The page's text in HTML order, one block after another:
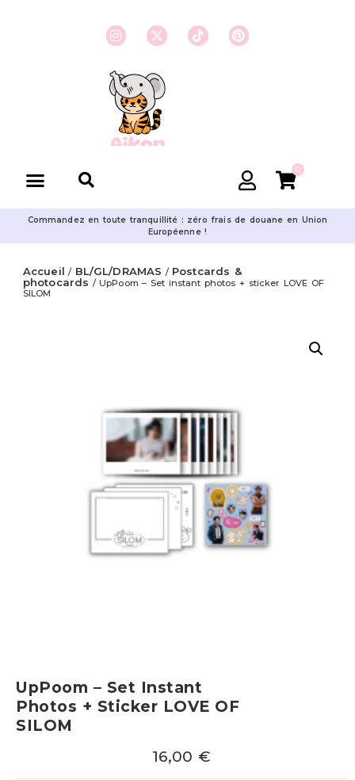
0
Commandez en toute tranquillité : zéro frais de douane en Union
Européenne !
Accueil / BL/GL/DRAMAS / Postcards &
photocards / UpPoom – Set instant photos + sticker LOVE OF
SILOM
UpPoom – Set Instant
Photos + Sticker LOVE OF
SILOM
16,00 €